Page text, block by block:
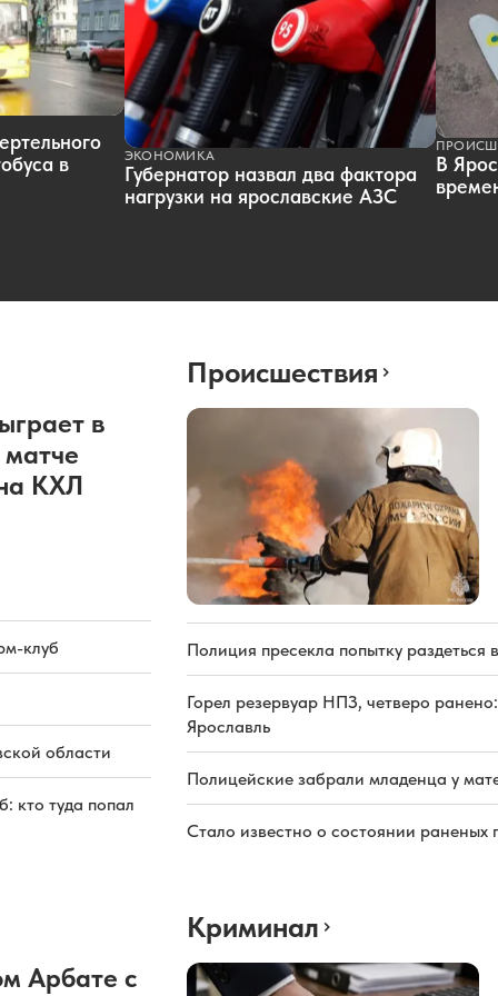
в
ЭКОНОМИКА
Губернатор назвал два фактора
нагрузки на ярославские АЗС
В
в
КХЛ
клуб
области
кто туда попал
Происшествия
Полиция пресекла попытку раздеться
Горел резервуар НПЗ, четверо
Ярославль
Полицейские забрали младенца у
Стало известно о состоянии
Арбате с
Криминал